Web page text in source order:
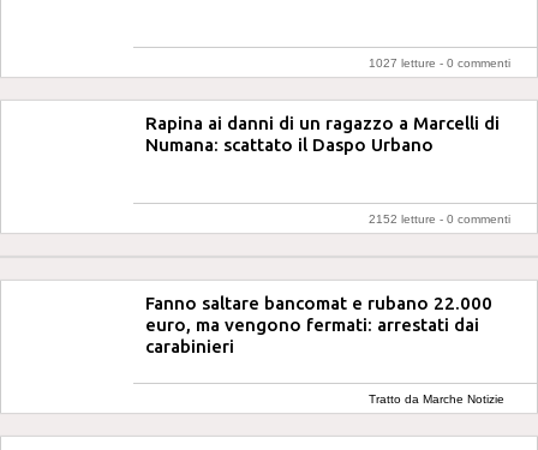
1027 letture - 0 commenti
Rapina ai danni di un ragazzo a Marcelli di
Numana: scattato il Daspo Urbano
2152 letture - 0 commenti
Fanno saltare bancomat e rubano 22.000
euro, ma vengono fermati: arrestati dai
carabinieri
Tratto da Marche Notizie